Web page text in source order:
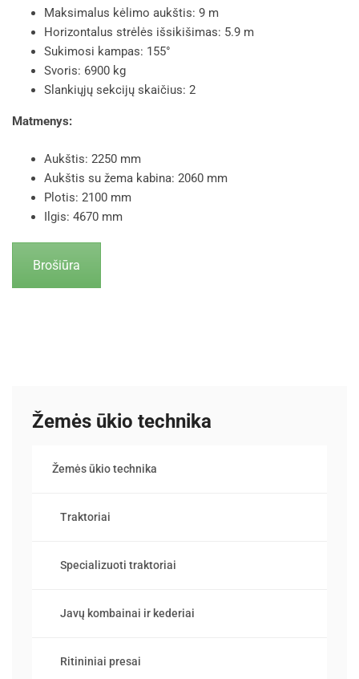
Maksimalus kėlimo aukštis: 9 m
Horizontalus strėlės išsikišimas: 5.9 m
Sukimosi kampas: 155°
Svoris: 6900 kg
Slankiųjų sekcijų skaičius: 2
Matmenys:
Aukštis: 2250 mm
Aukštis su žema kabina: 2060 mm
Plotis: 2100 mm
Ilgis: 4670 mm
Brošiūra
Žemės ūkio technika
Žemės ūkio technika
Traktoriai
Specializuoti traktoriai
Javų kombainai ir kederiai
Ritininiai presai